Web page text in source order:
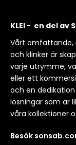
KLEI - en del av
Vårt omfattande,
och klinker är
varje utrymme,
eller ett
och en
lösningar som är
våra kollektioner
Besök